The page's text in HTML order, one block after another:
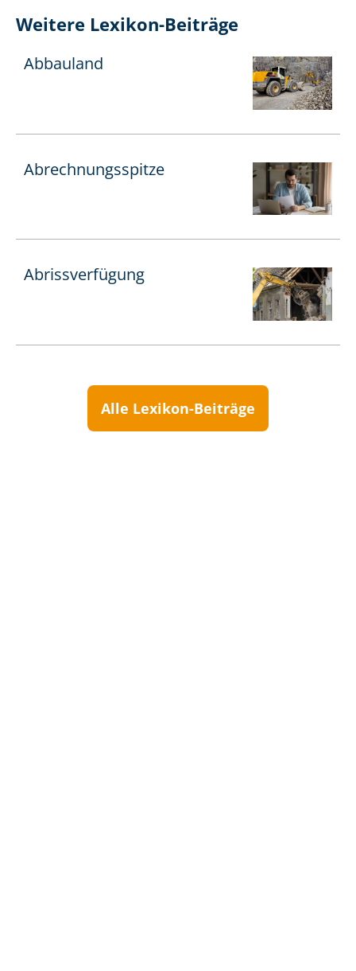
Weitere Lexikon-Beiträge
Abbauland
Ab­rech­nungs­spit­ze
Abrissverfügung
Alle Lexikon-Beiträge